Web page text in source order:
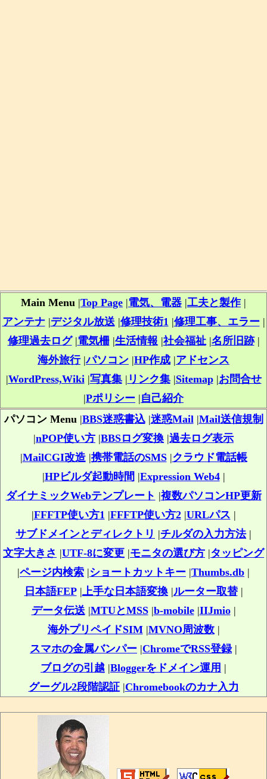
Main Menu |Top Page |電気、電器 |工夫と製作|
アンテナ|デジタル放送|修理技術1 |修理工事、エラー|
修理過去ログ|電気柵|生活情報 |社会福祉|名所旧跡|
海外旅行|パソコン |HP作成 |アドセンス
|WordPress,Wiki|写真集| リンク集|Sitemap|お問合せ
|Pポリシー |自己紹介
パソコン Menu|BBS迷惑書込|迷惑Mail|Mail送信規制
|nPOP使い方 |BBSログ変換 |過去ログ表示
|MailCGI改造|携帯電話のSMS|クラウド電話帳
|HPビルダ起動時間 |Expression Web4|
ダイナミックWebテンプレート |複数パソコンHP更新
|FFFTP使い方1 |FFFTP使い方2|URLパス |
サブドメインとディレクトリ |チルダの入力方法|
文字大きさ |UTF-8に変更 |モニタの選び方 |タッピング
|ページ内検索 |ショートカットキー |Thumbs.db |
日本語FEP|上手な日本語変換|ルーター取替|
データ伝送|MTUとMSS|b-mobile|IIJmio|
海外プリペイドSIM|MVNO周波数|
スマホの金属バンパー |ChromeでRSS登録|
ブログの引越 |Bloggerをドメイン運用 |
グーグル2段階認証|Chromebookのカナ入力